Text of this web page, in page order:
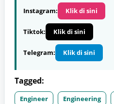
Instagram:
Klik di sini
Tiktok: Klik di sini
Telegram: Klik di sini
Tagged:
Engineer Engineering